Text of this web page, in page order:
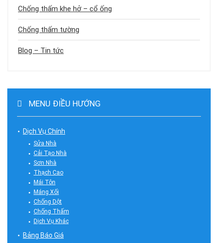
Chống thấm khe hở – cổ ống
Chống thấm tường
Blog – Tin tức
MENU ĐIỀU HƯỚNG
Dịch Vụ Chính
Sửa Nhà
Cải Tạo Nhà
Sơn Nhà
Thạch Cao
Mái Tôn
Máng Xối
Chống Dột
Chống Thấm
Dịch Vụ Khác
Bảng Báo Giá